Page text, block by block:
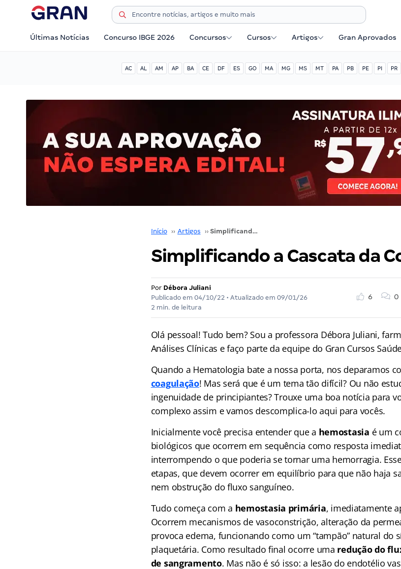
Últimas Notícias Concurso IBGE 2026 Concursos Cursos Artigos Gran Aprovados
AC AL AM AP BA CE DF ES GO MA MG MS MT PA PB PE PI PR
Início ›› Artigos ›› Simplificando a Cascata da Coagulação
Simplificando a Cascata da
Por Débora Juliani
Publicado em 04/10/22 • Atualizado em 09/01/26
2 min. de leitura
6 0
Olá pessoal! Tudo bem? Sou a professora Débora Juliani,
Análises Clínicas e faço parte da equipe do Gran Cursos
Quando a Hematologia bate a nossa porta, nos deparamos
coagulação! Mas será que é um tema tão difícil? Ou não
ingenuidade de principiantes? Trouxe uma boa notícia para
complexo assim e vamos descomplica-lo aqui para vocês.
Inicialmente você precisa entender que a hemostasia é um
biológicos que ocorrem em sequência como resposta
interrompendo o que poderia se tornar uma hemorragia.
etapas, que devem ocorrer em equilíbrio para que não haja
nem obstrução do fluxo sanguíneo.
Tudo começa com a hemostasia primária, imediatamente
Ocorrem mecanismos de vasoconstrição, alteração da
provoca edema, funcionando como um “tampão” natural do
plaquetária. Como resultado final ocorre uma redução do
de sangramento. Mas não é só isso: a lesão do endotélio